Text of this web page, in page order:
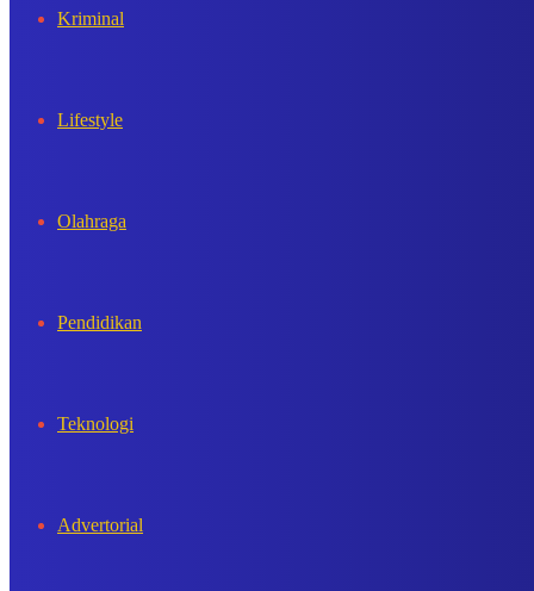
Kriminal
Lifestyle
Olahraga
Pendidikan
Teknologi
Advertorial